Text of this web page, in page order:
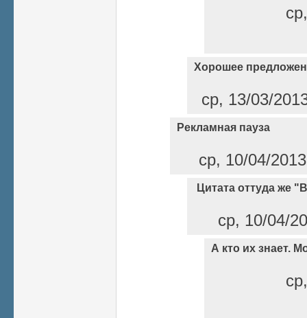
Хорошее
ср, 13/03/
Рекламная пауза
ср, 10/04/
Цитата оттуда же
ср, 10/04/
А кто их знает.